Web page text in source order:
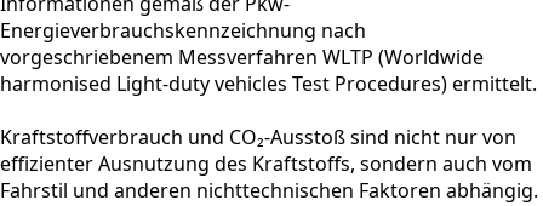
Energieverbrauchskennzeichnung nach
vorgeschriebenem Messverfahren WLTP (Worldwide
harmonised Light-duty vehicles Test Procedures) ermittelt.
Kraftstoffverbrauch und CO₂-Ausstoß sind nicht nur von
effizienter Ausnutzung des Kraftstoffs, sondern auch vom
Fahrstil und anderen nichttechnischen Faktoren abhängig.